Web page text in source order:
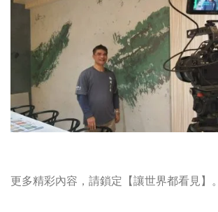
更多精彩內容，請鎖定【讓世界都看見】。